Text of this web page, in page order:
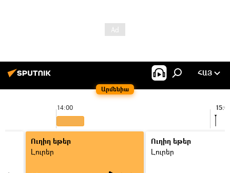
Արմենիա
ՀԱՅ
14:00
Ուղիղ եթեր
Լուրեր
Ուղիղ եթեր
Լուրեր